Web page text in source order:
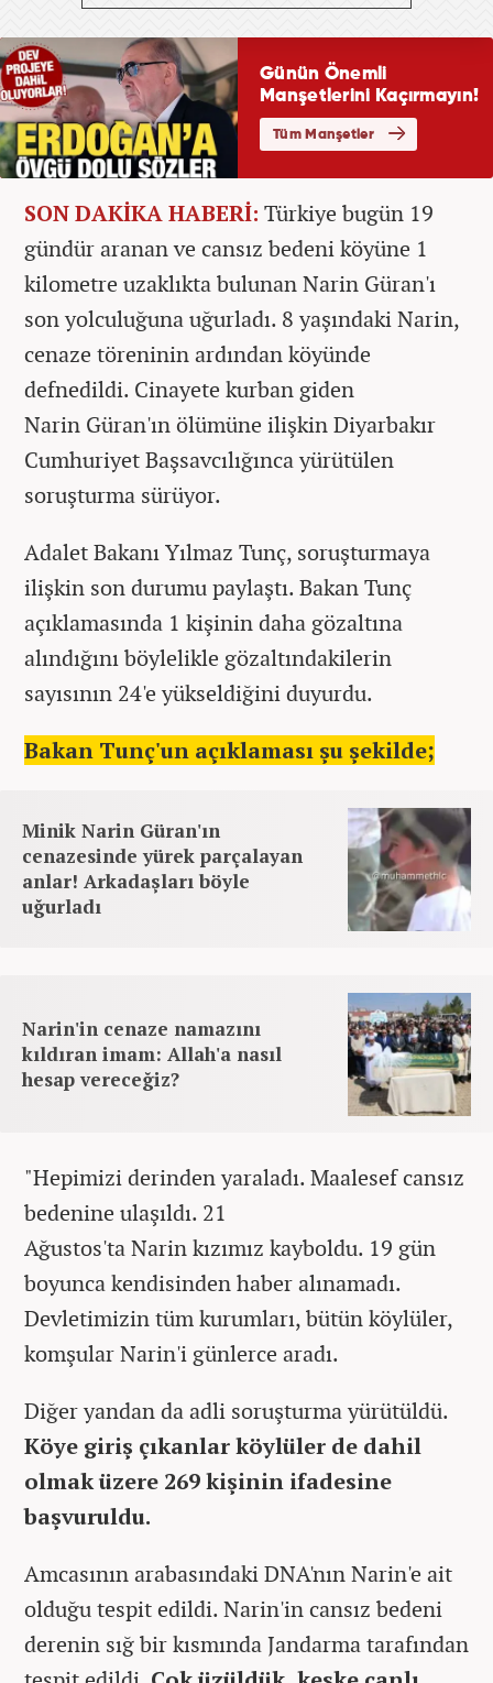
SON DAKİKA HABERİ: Türkiye bugün 19
gündür aranan ve cansız bedeni köyüne 1
kilometre uzaklıkta bulunan Narin Güran'ı
son yolculuğuna uğurladı. 8 yaşındaki Narin,
cenaze töreninin ardından köyünde
defnedildi. Cinayete kurban giden
Narin Güran'ın ölümüne ilişkin Diyarbakır
Cumhuriyet Başsavcılığınca yürütülen
soruşturma sürüyor.
Adalet Bakanı Yılmaz Tunç, soruşturmaya
ilişkin son durumu paylaştı. Bakan Tunç
açıklamasında 1 kişinin daha gözaltına
alındığını böylelikle gözaltındakilerin
sayısının 24'e yükseldiğini duyurdu.
Bakan Tunç'un açıklaması şu şekilde;
Minik Narin Güran'ın
cenazesinde yürek parçalayan
anlar! Arkadaşları böyle
uğurladı
Narin'in cenaze namazını
kıldıran imam: Allah'a nasıl
hesap vereceğiz?
"Hepimizi derinden yaraladı. Maalesef cansız
bedenine ulaşıldı. 21
Ağustos'ta Narin kızımız kayboldu. 19 gün
boyunca kendisinden haber alınamadı.
Devletimizin tüm kurumları, bütün köylüler,
komşular Narin'i günlerce aradı.
Diğer yandan da adli soruşturma yürütüldü.
Köye giriş çıkanlar köylüler de dahil
olmak üzere 269 kişinin ifadesine
başvuruldu.
Amcasının arabasındaki DNA'nın Narin'e ait
olduğu tespit edildi. Narin'in cansız bedeni
derenin sığ bir kısmında Jandarma tarafından